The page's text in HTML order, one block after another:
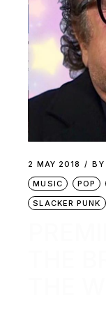
2 MAY 2018 BY
MUSIC
POP
SLACKER PUNK